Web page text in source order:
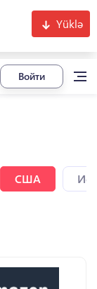
Yüklə
Войти
США